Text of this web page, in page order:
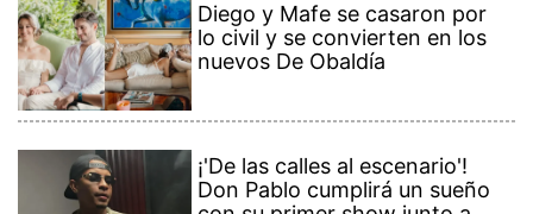
Diego y Mafe se casaron por
lo civil y se convierten en los
nuevos De Obaldía
¡'De las calles al escenario'!
Don Pablo cumplirá un sueño